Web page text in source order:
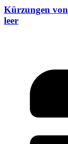
Kürzungen
leer